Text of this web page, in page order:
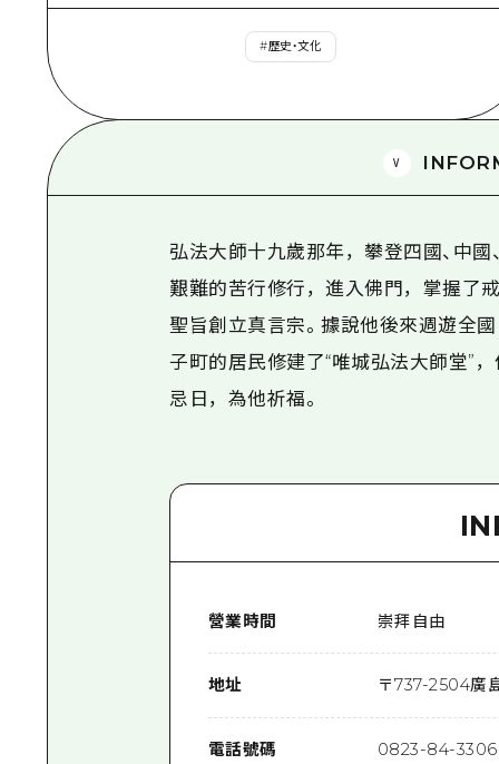
#歷史・文化
弘法大師十九歲那年，攀登四國、中
艱難的苦行修行，進入佛門，掌握了
聖旨創立真言宗。據說他後來週遊全
子町的居民修建了“唯城弘法大師堂”
忌日，為他祈福。
營業時間 崇拜自由
地址 〒737-2504廣
電話號碼 0823-84-3306